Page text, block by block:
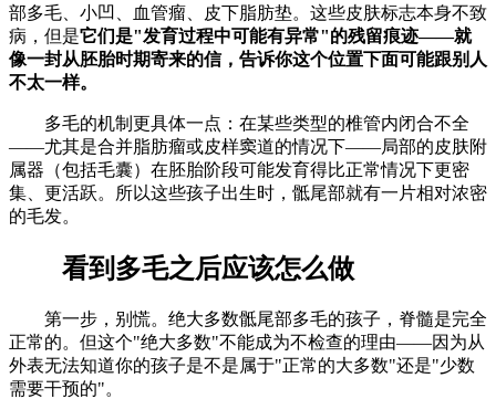
部多毛、小凹、血管瘤、皮下脂肪垫。这些皮肤标志本身不致
病，但是它们是"发育过程中可能有异常"的残留痕迹——就
像一封从胚胎时期寄来的信，告诉你这个位置下面可能跟别人
不太一样。
多毛的机制更具体一点：在某些类型的椎管内闭合不全
——尤其是合并脂肪瘤或皮样窦道的情况下——局部的皮肤附
属器（包括毛囊）在胚胎阶段可能发育得比正常情况下更密
集、更活跃。所以这些孩子出生时，骶尾部就有一片相对浓密
的毛发。
看到多毛之后应该怎么做
第一步，别慌。绝大多数骶尾部多毛的孩子，脊髓是完全
正常的。但这个"绝大多数"不能成为不检查的理由——因为从
外表无法知道你的孩子是不是属于"正常的大多数"还是"少数
需要干预的"。